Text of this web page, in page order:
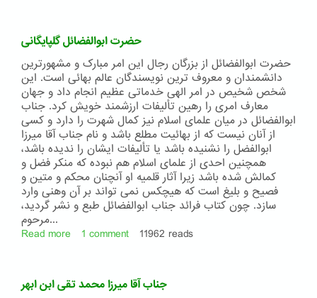
جناب
سلیمان
خان
تنکابنی
ملقّب
به
جمال
الدّین
و
جناب
آقا
سیّد
مصطفی
شهید
رومی
حضرت ابوالفضائل گلپایگانی
حضرت ابوالفضائل از بزرگان رجال این امر مبارک و مشهورترین
دانشمندان و معروف ترین نویسندگان عالم بهائی است. این
شخص شخیص در امر الهی خدماتی عظیم انجام داد و جهان
معارف امری را رهین تألیفات ارزشمند خویش کرد. جناب
ابوالفضائل در میان علمای اسلام نیز کمال شهرت را دارد و کسی
از آنان نیست که از بهائیت مطلع باشد و نام جناب آقا میرزا
ابوالفضل را نشنیده باشد یا تألیفات ایشان را ندیده باشد،
همچنین احدی از علمای اسلام هم نبوده که منکر فضل و
کمالش شده باشد زیرا آثار قلمیه او آنچنان محکم و متین و
فصیح و بلیغ است که هیچکس نمی تواند بر آن وهنی وارد
سازد. چون کتاب فرائد جناب ابوالفضائل طبع و نشر گردید،
مرحوم...
Read more about
گلپایگانی
1 comment 11962 reads
جناب آقا میرزا محمد تقی ابن ابهر